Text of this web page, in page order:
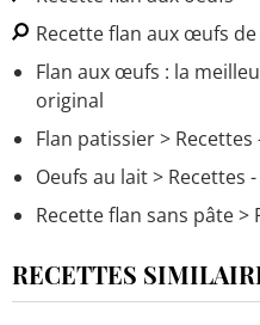
Recette flan aux œufs
Flan aux œufs : la
original
Flan patissier>
Oeufs au lait> Recettes
Recette flan sans pâte>
RECETTES